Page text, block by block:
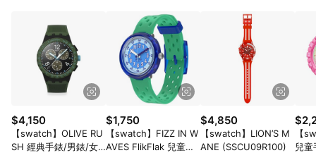
3. 訂單回饋金額將扣除運費/購物金/超贈點/福利金/紅利折抵/折
價券等虛擬貨幣折抵 4. 大宗採購或批發轉賣不具回饋資格： 如
有相關事證認定您為大宗採購、批發轉賣而非最終消費使用者，
相關認定以Yahoo購物中心之認定為準
$4,150
【swatch】OLIVE RU
SH 經典手錶/男錶/女
$1,750
【swatch】FIZZ IN W
AVES FlikFlak 兒童手
$4,850
【swatch】LION’S M
ANE (SSCU09R100)
【
兒童